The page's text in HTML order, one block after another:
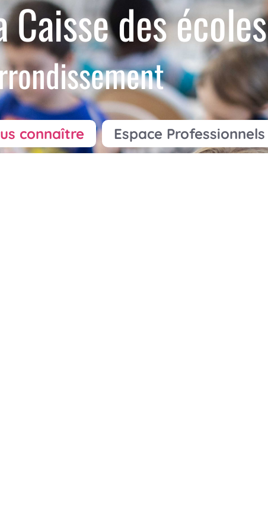
des écoles
connaître Espace Professionnels